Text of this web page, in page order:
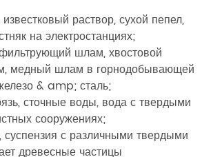
раствор, сухой пепел,
на электростанциях;
шлам, хвостовой
медный шлам в горнодобывающей
& amp; сталь;
сточные воды, вода с твердыми
сооружениях;
с различными твердыми
древесные частицы